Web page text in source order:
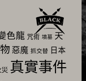
色龍 咒術 墳墓 天
惡魔 抓交替 日本
災 真實事件